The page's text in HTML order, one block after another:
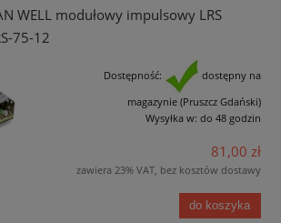
WELL modułowy impulsowy LRS
75-12
Dostępność:
dostępny na
magazynie (Pruszcz Gdański)
Wysyłka w: do 48 godzin
81,00 zł
zawiera 23% VAT, bez kosztów dostawy
do koszyka